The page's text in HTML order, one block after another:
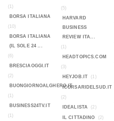
(1)
BORSA ITALIANA
(10)
BORSA ITALIANA
(IL SOLE 24 ...
(6)
BRESCIAOGGI.IT
(2)
BUONGIORNOALGHERO.IT
(1)
BUSINESS24TV.IT
(1)
(5)
HARVARD
BUSINESS
REVIEW ITA...
(1)
HEADTOPICS.COM
(3)
HEYJOB.IT
(1)
ICORSARIDELSUD.IT
(2)
IDEALISTA
(2)
IL CITTADINO (2)